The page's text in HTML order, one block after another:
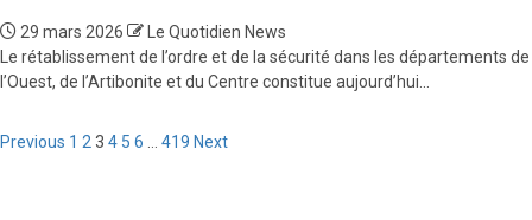
29 mars 2026
Le Quotidien News
Le rétablissement de l’ordre et de la sécurité dans les départements de
l’Ouest, de l’Artibonite et du Centre constitue aujourd’hui...
Pagination
Previous 1 2 3 4 5 6 419 Next